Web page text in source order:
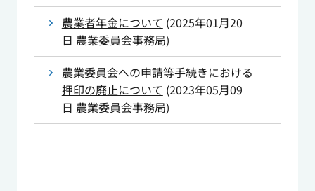
農業者年金について (2025年01月20
日 農業委員会事務局)
農業委員会への申請等手続きにおける
押印の廃止について (2023年05月09
日 農業委員会事務局)